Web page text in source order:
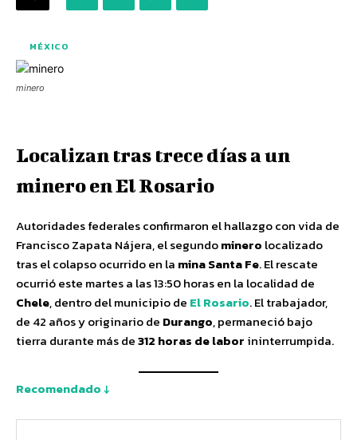
MÉXICO
minero
Localizan tras trece días a un
minero en El Rosario
Autoridades federales confirmaron el hallazgo con vida de
Francisco Zapata Nájera, el segundominero localizado
tras el colapso ocurrido en la mina Santa Fe. El rescate
ocurrió este martes a las 13:50 horas en la localidad de
Chele, dentro del municipio de El Rosario. El trabajador,
de 42 años y originario de Durango, permaneció bajo
tierra durante más de312 horas de labor ininterrumpida.
Recomendado ↓